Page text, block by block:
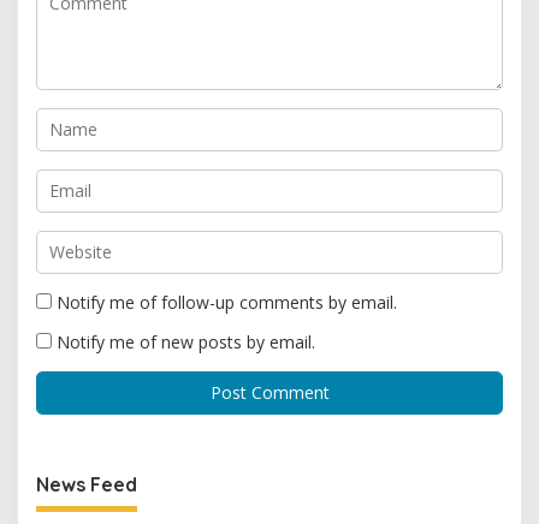
Notify me of follow-up comments by email.
Notify me of new posts by email.
News Feed